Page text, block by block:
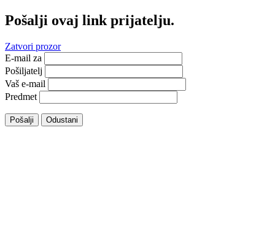
Pošalji ovaj link prijatelju.
Zatvori prozor
E-mail za
Pošiljatelj
Vaš e-mail
Predmet
Pošalji Odustani